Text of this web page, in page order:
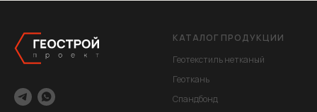
КАТАЛОГ ПРОДУКЦИИ
Геотекстиль нетканый
Геоткань
Спандбонд